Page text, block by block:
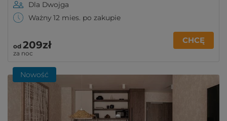
Dla Dwojga
Ważny 12 mies. po zakupie
od 209zł
za noc
CHCĘ
Nowość